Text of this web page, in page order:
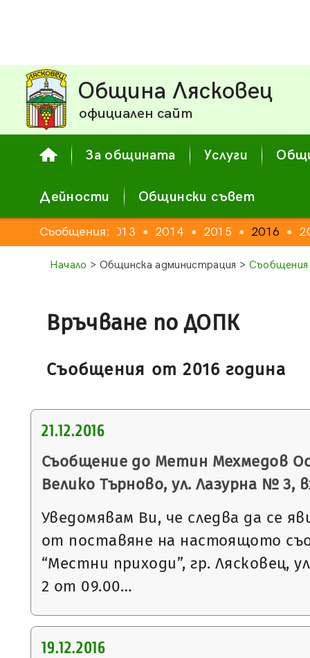
Община Лясковец
официален сайт
За общината Услуги
Дейности Общински съвет
Съобщения:
2012 ● 2013 ● 2014 ● 2015 ● 2016 ●
Начало > Общинска администрация > Съобщения
Връчване по ДОПК
Съобщения от 2016 година
21.12.2016
Съобщение до Метин Мехмедов
Велико Търново, ул. Лазурна № 3,
Уведомявам Ви, че следва да се
от поставяне на настоящото
“Местни приходи”, гр. Лясковец,
2 от 09.00…
19.12.2016